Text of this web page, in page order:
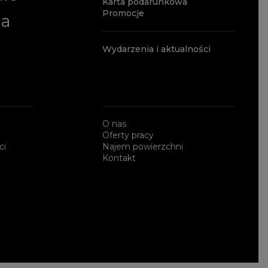
Promocje
Wydarzenia i aktualności
O nas
Oferty pracy
Najem powierzchni
Kontakt